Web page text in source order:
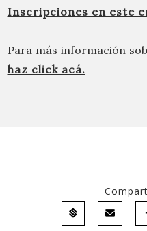
Inscripciones en este
Para más información
haz click acá.